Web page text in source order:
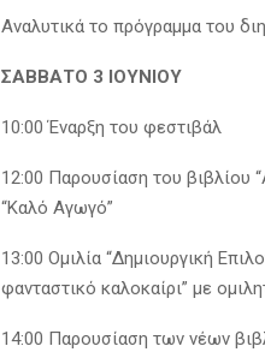
Αναλυτικά το πρόγραμμα του
ΣΑΒΒΑΤΟ 3 ΙΟΥΝΙΟΥ
10:00 Έναρξη του φεστιβάλ
12:00 Παρουσίαση του βιβλίου
“Καλό Αγωγό”
13:00 Ομιλία “Δημιουργική
φανταστικό καλοκαίρι” με
14:00 Παρουσίαση των νέων